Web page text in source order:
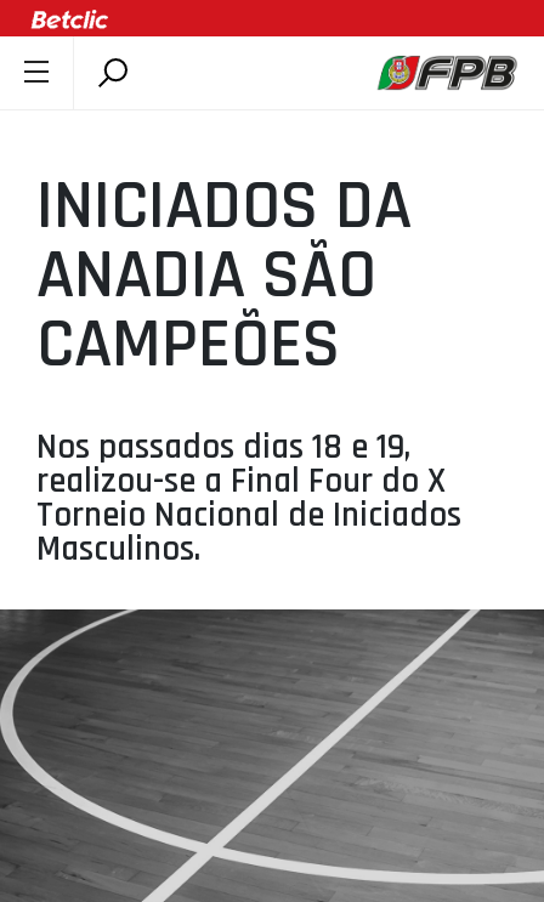
ÚLTIMAS
COMPETIÇÕES
ASSOCIAÇÕES
CLUBES
AGENTES
SELEÇÕES
MINIBASQUETE
ÁREA TÉCNICA
LIGA BETCLIC MASCULINA
LIGA BETCLIC FEMININA
INICIADOS DA
ANADIA SÃO
CAMPEÕES
Nos passados dias 18 e 19,
realizou-se a Final Four do X
Torneio Nacional de Iniciados
Masculinos.